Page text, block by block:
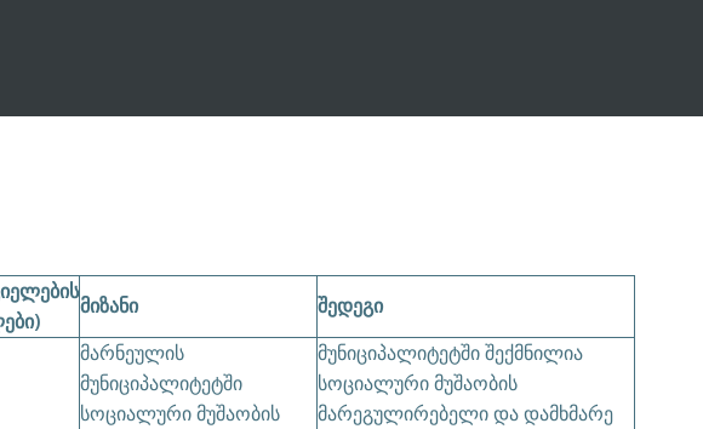
მიზანი შედეგი
მარნეულის
მუნიციპალიტეტში
სოციალური მუშაობის
მუნიციპალიტეტში შექმნილია
სოციალური მუშაობის
მარეგულირებელი და დამხმარე